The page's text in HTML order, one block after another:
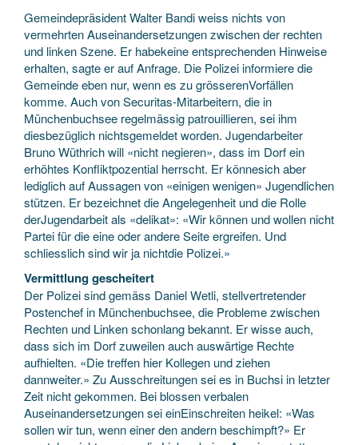
Gemeindepräsident Walter Bandi weiss nichts von
vermehrten Auseinandersetzungen zwischen der rechten
und linken Szene. Er habekeine entsprechenden Hinweise
erhalten, sagte er auf Anfrage. Die Polizei informiere die
Gemeinde eben nur, wenn es zu grösserenVorfällen
komme. Auch von Securitas-Mitarbeitern, die in
Münchenbuchsee regelmässig patrouillieren, sei ihm
diesbezüglich nichtsgemeldet worden. Jugendarbeiter
Bruno Wüthrich will «nicht negieren», dass im Dorf ein
erhöhtes Konfliktpozential herrscht. Er könnesich aber
lediglich auf Aussagen von «einigen wenigen» Jugendlichen
stützen. Er bezeichnet die Angelegenheit und die Rolle
derJugendarbeit als «delikat»: «Wir können und wollen nicht
Partei für die eine oder andere Seite ergreifen. Und
schliesslich sind wir ja nichtdie Polizei.»
Vermittlung gescheitert
Der Polizei sind gemäss Daniel Wetli, stellvertretender
Postenchef in Münchenbuchsee, die Probleme zwischen
Rechten und Linken schonlang bekannt. Er wisse auch,
dass sich im Dorf zuweilen auch auswärtige Rechte
aufhielten. «Die treffen hier Kollegen und ziehen
dannweiter.» Zu Ausschreitungen sei es in Buchsi in letzter
Zeit nicht gekommen. Bei blossen verbalen
Auseinandersetzungen sei einEinschreiten heikel: «Was
sollen wir tun, wenn einer den andern beschimpft?» Er